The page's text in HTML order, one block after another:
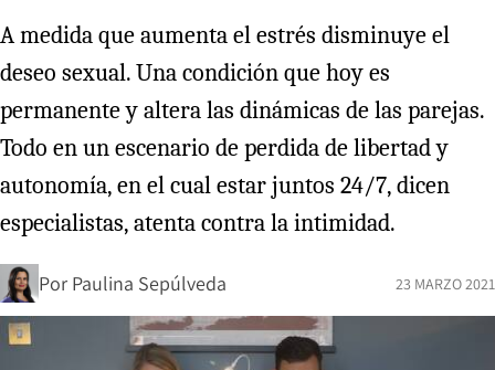
A medida que aumenta el estrés disminuye el
deseo sexual. Una condición que hoy es
permanente y altera las dinámicas de las parejas.
Todo en un escenario de perdida de libertad y
autonomía, en el cual estar juntos 24/7, dicen
especialistas, atenta contra la intimidad.
Por Paulina Sepúlveda 23 MARZO 2021